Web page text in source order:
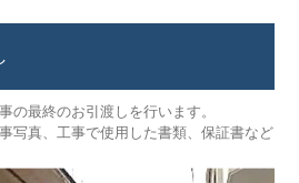
の最終のお引渡しを行います。
写真、工事で使用した書類、保証書など